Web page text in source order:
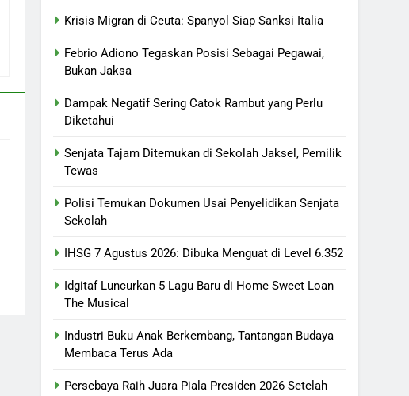
Krisis Migran di Ceuta: Spanyol Siap Sanksi Italia
Febrio Adiono Tegaskan Posisi Sebagai Pegawai,
Bukan Jaksa
Dampak Negatif Sering Catok Rambut yang Perlu
Diketahui
Senjata Tajam Ditemukan di Sekolah Jaksel, Pemilik
Tewas
Polisi Temukan Dokumen Usai Penyelidikan Senjata
Sekolah
IHSG 7 Agustus 2026: Dibuka Menguat di Level 6.352
Idgitaf Luncurkan 5 Lagu Baru di Home Sweet Loan
The Musical
Industri Buku Anak Berkembang, Tantangan Budaya
Membaca Terus Ada
Persebaya Raih Juara Piala Presiden 2026 Setelah